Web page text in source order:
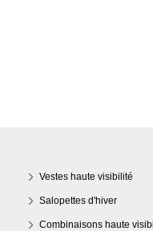
Vestes haute visibilité
Salopettes d'hiver
Combinaisons haute